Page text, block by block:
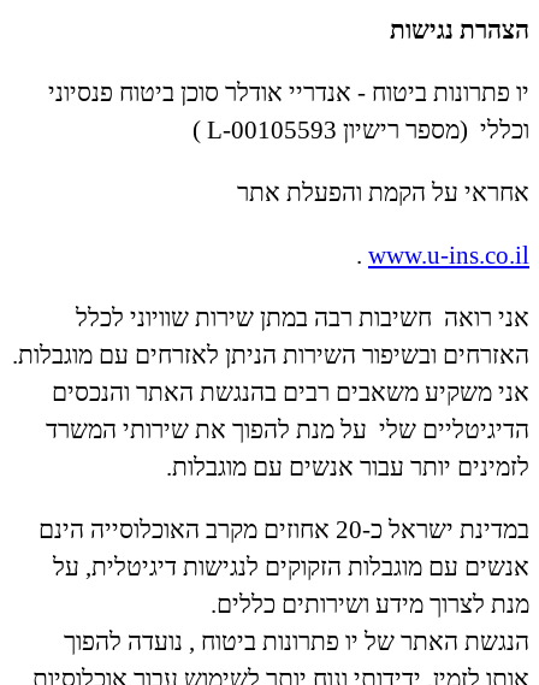
הצהרת נגישות
יו פתרונות ביטוח - אנדריי אודלר סוכן ביטוח פנסיוני
וכללי (מספר רישיון L-00105593 )
אחראי על הקמת והפעלת אתר
www.u-ins.co.il
.
אני רואה חשיבות רבה במתן שירות שוויוני לכלל
האזרחים ובשיפור השירות הניתן לאזרחים עם מוגבלות.
אני משקיע משאבים רבים בהנגשת האתר והנכסים
הדיגיטליים שלי על מנת להפוך את שירותי המשרד
לזמינים יותר עבור אנשים עם מוגבלות.
במדינת ישראל כ-20 אחוזים מקרב האוכלוסייה הינם
אנשים עם מוגבלות הזקוקים לנגישות דיגיטלית, על
מנת לצרוך מידע ושירותים כללים.
הנגשת האתר של יו פתרונות ביטוח , נועדה להפוך